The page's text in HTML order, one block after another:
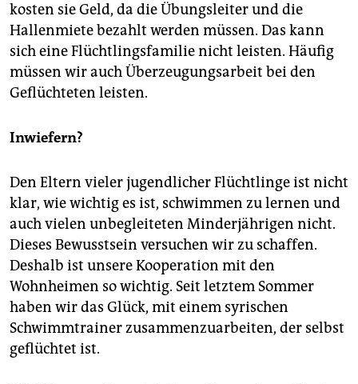
kosten sie Geld, da die Übungsleiter und die
Hallenmiete bezahlt werden müssen. Das kann
sich eine Flüchtlingsfamilie nicht leisten. Häufig
müssen wir auch Überzeugungsarbeit bei den
Geflüchteten leisten.
Inwiefern?
Den Eltern vieler jugendlicher Flüchtlinge ist nicht
klar, wie wichtig es ist, schwimmen zu lernen und
auch vielen unbegleiteten Minderjährigen nicht.
Dieses Bewusstsein versuchen wir zu schaffen.
Deshalb ist unsere Kooperation mit den
Wohnheimen so wichtig. Seit letztem Sommer
haben wir das Glück, mit einem syrischen
Schwimmtrainer zusammenzuarbeiten, der selbst
geflüchtet ist.